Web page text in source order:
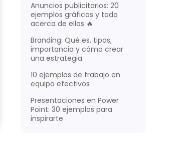
Anuncios publicitarios: 20
ejemplos gráficos y todo
acerca de ellos 🔥
Branding: Qué es, tipos,
importancia y cómo crear
una estrategia
10 ejemplos de trabajo en
equipo efectivos
Presentaciones en Power
Point: 30 ejemplos para
inspirarte